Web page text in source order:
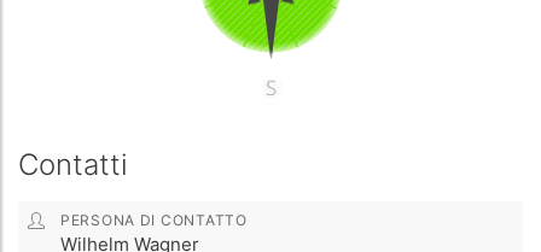
Contatti
PERSONA DI CONTATTO
Wilhelm Wagner